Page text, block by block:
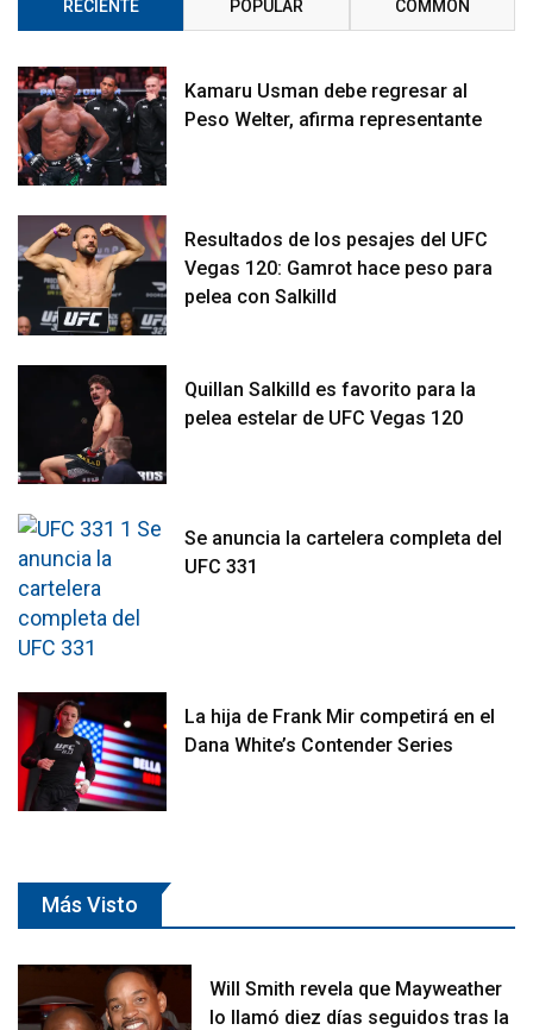
RECIENTE POPULAR COMMON
Kamaru Usman debe regresar al
Peso Welter, afirma representante
Resultados de los pesajes del UFC
Vegas 120: Gamrot hace peso para
pelea con Salkilld
Quillan Salkilld es favorito para la
pelea estelar de UFC Vegas 120
Se anuncia la cartelera completa del
UFC 331
La hija de Frank Mir competirá en el
Dana White’s Contender Series
Más Visto
Will Smith revela que Mayweather
lo llamó diez días seguidos tras la